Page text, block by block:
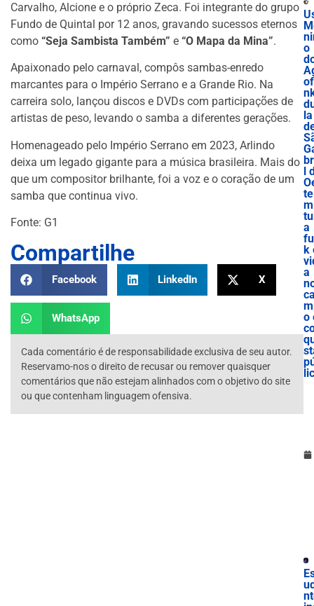
Carvalho, Alcione e o próprio Zeca. Foi integrante do grupo
Fundo de Quintal por 12 anos, gravando sucessos eternos
como “Seja Sambista Também” e “O Mapa da Mina”.
Apaixonado pelo carnaval, compôs sambas-enredo
marcantes para o Império Serrano e a Grande Rio. Na
carreira solo, lançou discos e DVDs com participações de
artistas de peso, levando o samba a diferentes gerações.
Homenageado pelo Império Serrano em 2023, Arlindo
deixa um legado gigante para a música brasileira. Mais do
que um compositor brilhante, foi a voz e o coração de um
samba que continua vivo.
Fonte: G1
Compartilhe
Facebook LinkedIn X
WhatsApp
Cada comentário é de responsabilidade exclusiva de seu autor.
Reservamo-nos o direito de recusar ou remover quaisquer
comentários que não estejam alinhados com o objetivo do site
ou que contenham linguagem ofensiva.
o
la
l
te
a
k
a
o